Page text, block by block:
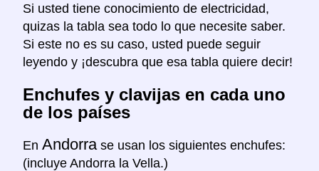
Si usted tiene conocimiento de electricidad,
quizas la tabla sea todo lo que necesite saber.
Si este no es su caso, usted puede seguir
leyendo y ¡descubra que esa tabla quiere decir!
Enchufes y clavijas en cada uno
de los países
En Andorra se usan los siguientes enchufes:
(incluye Andorra la Vella.)